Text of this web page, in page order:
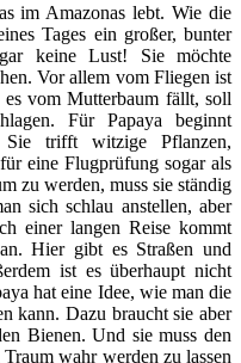
im Amazonas lebt. Wie die
Tages ein großer, bunter
keine Lust! Sie möchte
Vor allem vom Fliegen ist
es vom Mutterbaum fällt, soll
Für Papaya beginnt
Sie trifft witzige Pflanzen,
eine Flugprüfung sogar als
zu werden, muss sie ständig
sich schlau anstellen, aber
einer langen Reise kommt
Hier gibt es Straßen und
ist es überhaupt nicht
hat eine Idee, wie man die
kann. Dazu braucht sie aber
Bienen. Und sie muss den
wahr werden zu lassen